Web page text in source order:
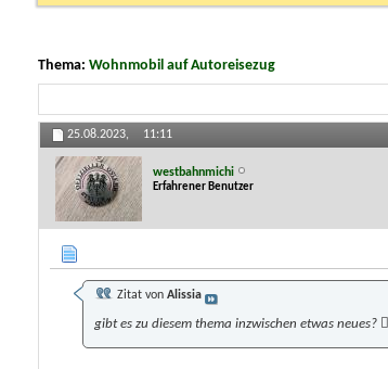
Thema: Wohnmobil auf Autoreisezug
25.08.2023, 11:11
westbahnmichi
Erfahrener Benutzer
Zitat von Alissia
gibt es zu diesem thema inzwischen etwas neues? 